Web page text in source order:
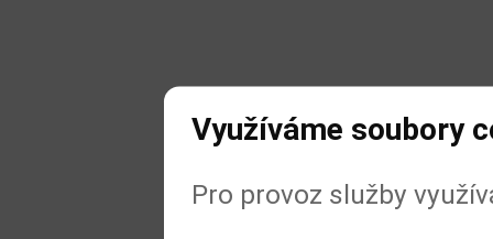
Využíváme soubory
Pro provoz služby